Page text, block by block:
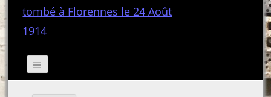
tombé à Florennes le 24 Août
1914